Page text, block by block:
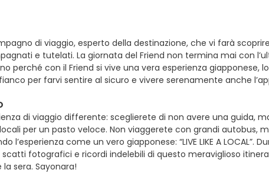
di viaggio, esperto della destinazione, che vi farà
e tutelati. La giornata del Friend non termina mai con
perché con il Friend si vive una vera esperienza
per farvi sentire al sicuro e vivere serenamente anche
di viaggio differente: sceglierete di non avere una
per un pasto veloce. Non viaggerete con grandi autobus,
l’esperienza come un vero giapponese: “LIVE LIKE A
fotografici e ricordi indelebili di questo meraviglioso
sera. Sayonara!